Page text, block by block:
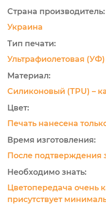
Страна производитель:
Украина
Тип печати:
Ультрафиолетовая (УФ)
Материал:
Силиконовый (TPU) –
Цвет:
Печать нанесена
Время изготовления:
После подтверждения
Необходимо знать:
Цветопередача очень
присутствует